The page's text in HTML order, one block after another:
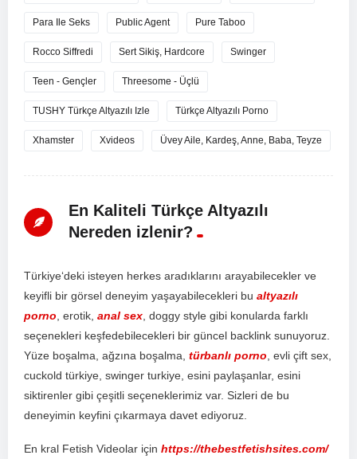
Para Ile Seks Public Agent Pure Taboo
Rocco Siffredi Sert Sikiş, Hardcore Swinger
Teen - Gençler Threesome - Üçlü
TUSHY Türkçe Altyazılı Izle Türkçe Altyazılı Porno
Xhamster Xvideos Üvey Aile, Kardeş, Anne, Baba, Teyze
En Kaliteli Türkçe Altyazılı
Nereden izlenir?
Türkiye‘deki isteyen herkes aradıklarını arayabilecekler ve
keyifli bir görsel deneyim yaşayabilecekleri bu altyazılı
porno, erotik, anal sex, doggy style gibi konularda farklı
seçenekleri keşfedebilecekleri bir güncel backlink sunuyoruz.
Yüze boşalma, ağzına boşalma, türbanlı porno, evli çift sex,
cuckold türkiye, swinger turkiye, esini paylaşanlar, esini
siktirenler gibi çeşitli seçeneklerimiz var. Sizleri de bu
deneyimin keyfini çıkarmaya davet ediyoruz.
En kral Fetish Videolar için https://thebestfetishsites.com/